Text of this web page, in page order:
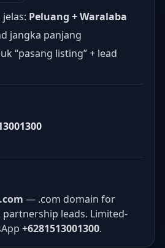
Peluang + Waralaba
jangka panjang
“pasang listing” + lead
— .com domain for
leads. Limited-
+6281513001300.